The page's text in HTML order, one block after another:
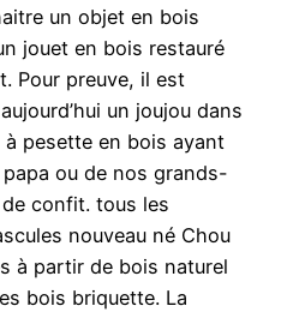
un objet en bois
jouet en bois restauré
Pour preuve, il est
un joujou dans
à pesette en bois ayant
ou de nos grands-
confit. tous les
nouveau né Chou
à partir de bois naturel
bois briquette. La